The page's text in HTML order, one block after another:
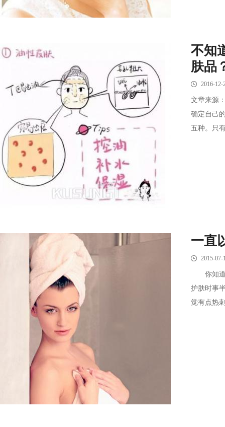
不知
肤品
2016-12-
文章来源
确定自己
五种。只
一直
2015-07-
你知道
护肤时事
觉有点热